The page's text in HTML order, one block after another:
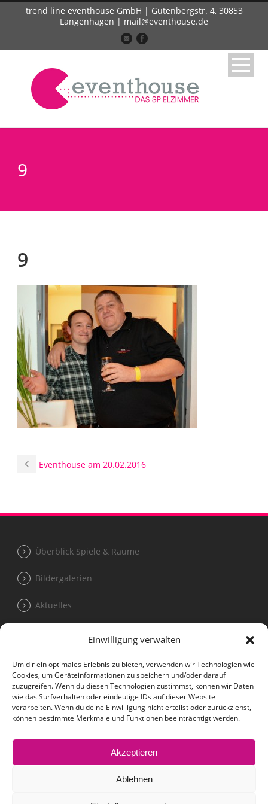
Einwilligung verwalten
Um dir ein optimales Erlebnis zu bieten, verwenden wir Technologien wie
Cookies, um Geräteinformationen zu speichern und/oder darauf
zuzugreifen. Wenn du diesen Technologien zustimmst, können wir Daten
wie das Surfverhalten oder eindeutige IDs auf dieser Website
verarbeiten. Wenn du deine Einwilligung nicht erteilst oder zurückziehst,
können bestimmte Merkmale und Funktionen beeinträchtigt werden.
Akzeptieren
Ablehnen
trend line eventhouse GmbH | Gutenbergstr. 4, 30853
Langenhagen | mail@eventhouse.de
9
9
Eventhouse am 20.02.2016
Überblick Spiele & Räume
Bildergalerien
Aktuelles
Kontakt
Datenschutzerklärung